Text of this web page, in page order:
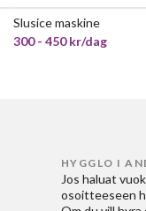
Slusice maskine
300 - 450 kr/dag
HYGGLO I
Jos haluat
osoitteeseen